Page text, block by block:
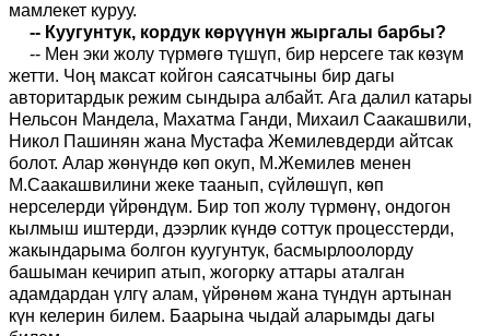
мамлекет куруу.
-- Куугунтук, кордук көрүүнүн жыргалы барбы?
-- Мен эки жолу түрмөгө түшүп, бир нерсеге так көзүм
жетти. Чоң максат койгон саясатчыны бир дагы
авторитардык режим сындыра албайт. Ага далил катары
Нельсон Мандела, Махатма Ганди, Михаил Саакашвили,
Никол Пашинян жана Мустафа Жемилевдерди айтсак
болот. Алар жөнүндө көп окуп, М.Жемилев менен
М.Саакашвилини жеке таанып, сүйлөшүп, көп
нерселерди үйрөндүм. Бир топ жолу түрмөнү, ондогон
кылмыш иштерди, дээрлик күндө соттук процесстерди,
жакындарыма болгон куугунтук, басмырлоолорду
башыман кечирип атып, жогорку аттары аталган
адамдардан үлгү алам, үйрөнөм жана түндүн артынан
күн келерин билем. Баарына чыдай аларымды дагы